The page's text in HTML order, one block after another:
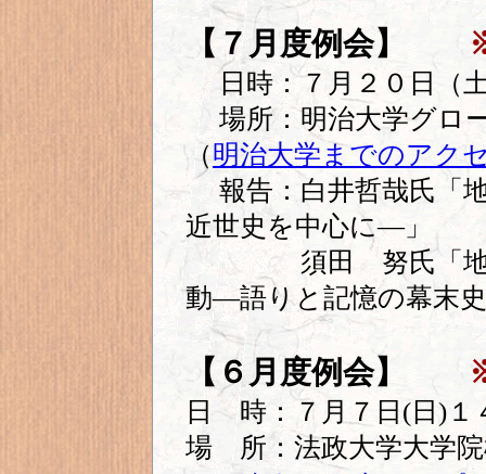
【７月度例会】
日時：７月２０日（
場所：明治大学グロ
（明治大学までのアク
報告：白井哲哉氏「
近世史を中心に―」
須田 努氏「地域
動―語りと記憶の幕末
【６月度例会】
日 時：７月７日(日)１
場 所：法政大学大学